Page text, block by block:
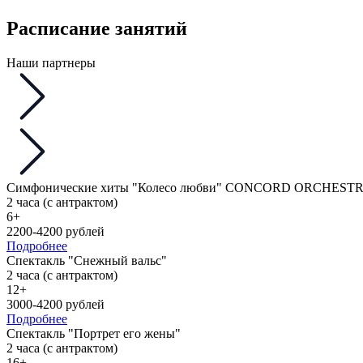
Расписание занятий
Наши партнеры
Симфонические хиты "Колесо любви" CONCORD
2 часа (с антрактом)
6+
2200-4200 рублей
Подробнее
Спектакль "Снежный вальс"
2 часа (с антрактом)
12+
3000-4200 рублей
Подробнее
Спектакль "Портрет его жены"
2 часа (с антрактом)